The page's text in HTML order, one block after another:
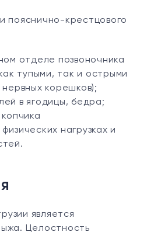
пояснично-крестцового
отделе позвоночника
тупыми, так и острыми
корешков);
в ягодицы, бедра;
нагрузках и
является
Целостность